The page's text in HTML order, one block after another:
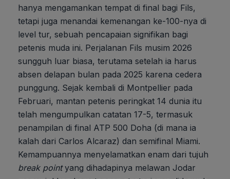
hanya mengamankan tempat di final bagi Fils,
tetapi juga menandai kemenangan ke-100-nya di
level tur, sebuah pencapaian signifikan bagi
petenis muda ini. Perjalanan Fils musim 2026
sungguh luar biasa, terutama setelah ia harus
absen delapan bulan pada 2025 karena cedera
punggung. Sejak kembali di Montpellier pada
Februari, mantan petenis peringkat 14 dunia itu
telah mengumpulkan catatan 17-5, termasuk
penampilan di final ATP 500 Doha (di mana ia
kalah dari Carlos Alcaraz) dan semifinal Miami.
Kemampuannya menyelamatkan enam dari tujuh
break pointyang dihadapinya melawan Jodar